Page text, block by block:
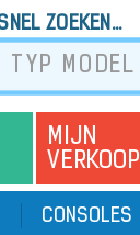
ZOEKEN...
MIJN
VERKOOP
CONSOLES